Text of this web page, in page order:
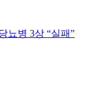
뇨병 3상 “실패”